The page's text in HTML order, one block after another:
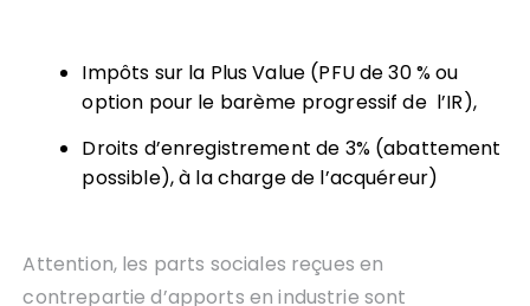
Impôts sur la Plus Value (PFU de 30 % ou
option pour le barème progressif de l’IR),
Droits d’enregistrement de 3% (abattement
possible), à la charge de l’acquéreur)
Attention, les parts sociales reçues en
contrepartie d’apports en industrie sont